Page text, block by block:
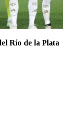
Río de la Plata